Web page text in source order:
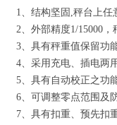
1、结构坚固 ,秤台上任
2、外部精度1/15000
3、具有秤重值保留功
4、采用充电、插电两
5、具有自动校正之功
6、可调整零点范围及
7、具有扣重、预先扣